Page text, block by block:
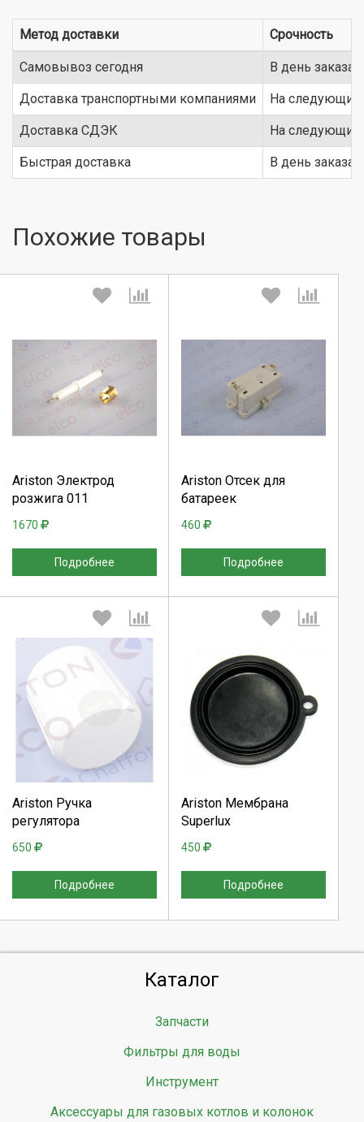
Метод доставки Срочность
Самовывоз сегодня В день заказа
Доставка транспортными компаниями На следующий
Доставка СДЭК На следующий
Быстрая доставка В день заказа
Похожие товары
Ariston Электрод
розжига 011
1670
Подробнее
Выберите количество:
Отмена
Ariston Отсек для
батареек
460
Подробнее
Выберите количество:
Отмена
Ariston Ручка
регулятора
650
Подробнее
Выберите количество:
Отмена
Ariston Мембрана
Superlux
450
Подробнее
Выберите количество:
Каталог
Запчасти
Фильтры для воды
Инструмент
Аксессуары для газовых котлов и колонок